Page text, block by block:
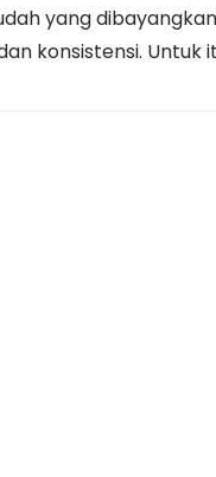
yang
konsistensi. Untuk